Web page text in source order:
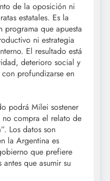
de la oposición ni
estatales. Es la
programa que apuesta
ni estrategia
El resultado está
deterioro social y
profundizarse en
podrá Milei sostener
compra el relato de
Los datos son
la Argentina es
que prefiere
antes que asumir su